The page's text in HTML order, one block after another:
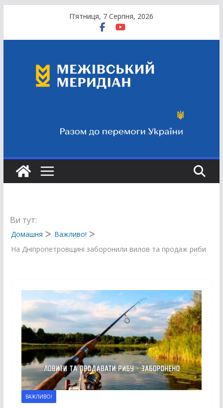
вмісту
П’ятниця, 7 Серпня, 2026
Ви тут:
Домашня
Важливо!
На Дніпропетровщині заборонили вилов та продаж риби
ВАЖЛИВО!